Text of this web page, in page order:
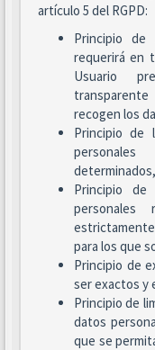
artículo 5 del RGPD:
Principio de
requerirá en
Usuario
recogen los
Principio de
Principio
personales
para los que
Principio de
ser exactos y
Principio de
datos
que se